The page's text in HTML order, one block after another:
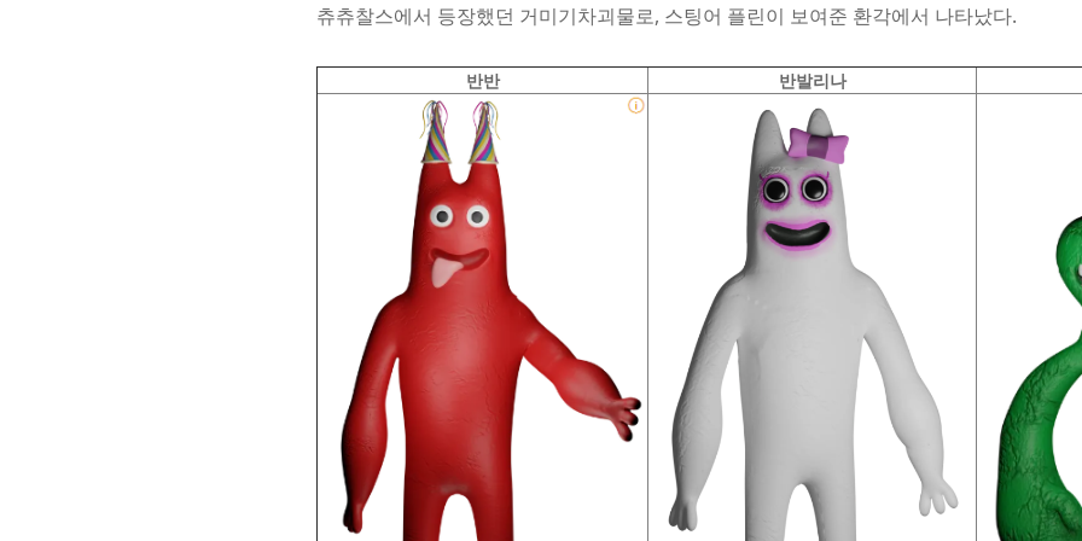
츄츄찰스에서 등장했던 거미기차괴물로, 스팅어 플린이 보여준 환각에서 나타났다.
반반 반발리나